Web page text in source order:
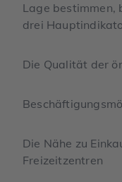
Lage bestimmen,
drei
Die Qualität der
Die Nähe zu
Freizeitzentren